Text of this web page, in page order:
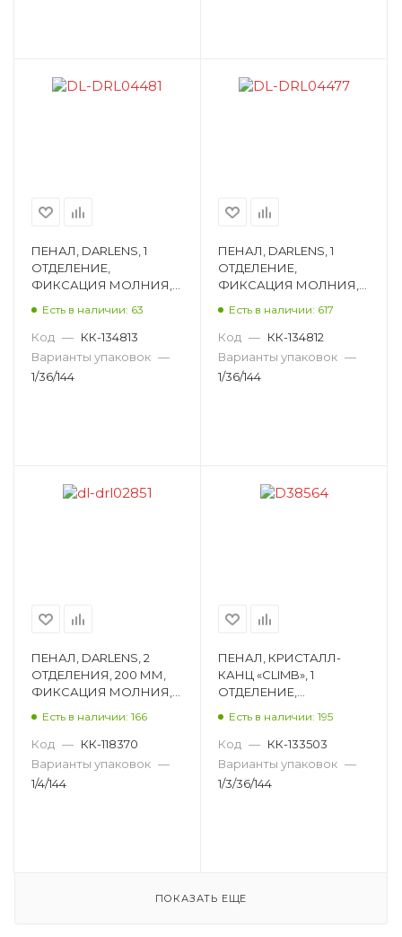
ПЕНАЛ, DARLENS, 1
ОТДЕЛЕНИЕ,
ФИКСАЦИЯ МОЛНИЯ,
Есть в наличии: 63
Код — КК-134813
Варианты упаковок —
1/36/144
ПЕНАЛ, DARLENS, 1
ОТДЕЛЕНИЕ,
ФИКСАЦИЯ МОЛНИЯ,
Есть в наличии: 617
Код — КК-134812
Варианты упаковок —
1/36/144
ПЕНАЛ, DARLENS, 2
ОТДЕЛЕНИЯ, 200 ММ,
ФИКСАЦИЯ МОЛНИЯ,
DL-DRL02851
Есть в наличии: 166
Код — КК-118370
Варианты упаковок —
1/4/144
ПЕНАЛ, КРИСТАЛЛ-
КАНЦ «CLIMB», 1
ОТДЕЛЕНИЕ,
АССОРТИ D38564
Есть в наличии: 195
Код — КК-133503
Варианты упаковок —
1/3/36/144
ПОКАЗАТЬ ЕЩЕ